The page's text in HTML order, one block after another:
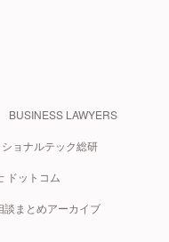
BUSINESS LAWYERS
ョナルテック総研
ドットコム
談まとめアーカイブ